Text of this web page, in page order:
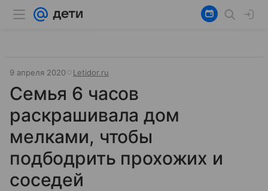
9 апреля 2020 Letidor.ru
Семья 6 часов
раскрашивала дом
мелками, чтобы
подбодрить прохожих и
соседей